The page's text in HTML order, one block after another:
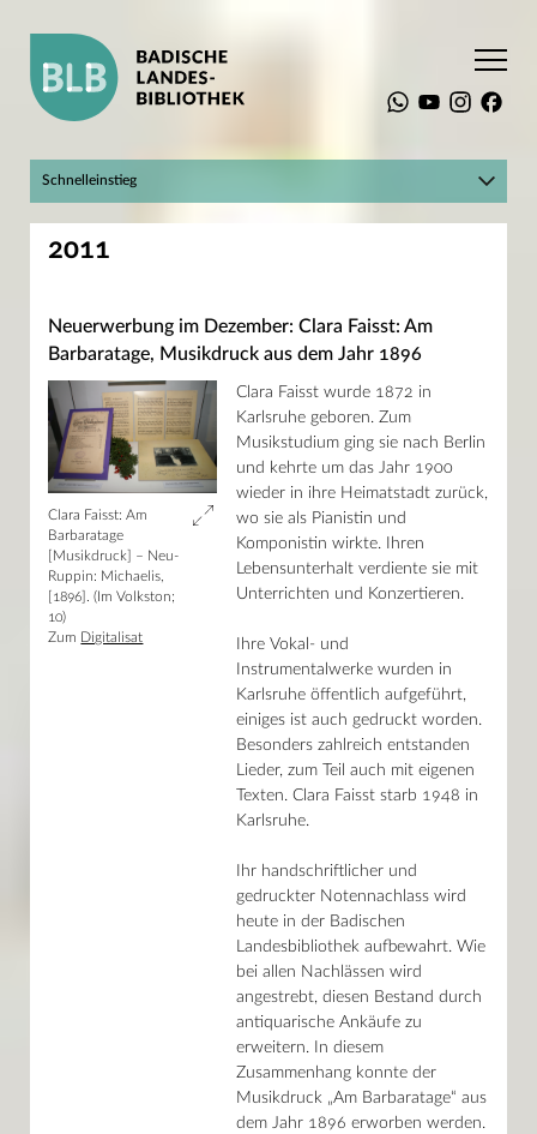
Startseite Aktuelles
Suchen
Recherche
Service
Aktuelles
Kulturprogramm
Ausstellungen
Kulturgüter auf Reisen
Neuerwerbung des Monats
Archiv Neuerwerbungen 2025
Archiv Neuerwerbungen 2024
Archiv Neuerwerbungen 2023
Archiv Neuerwerbungen 2022
Archiv Neuerwerbungen 2021
Archiv Neuerwerbungen 2020
Archiv Neuerwerbungen 2018
Archiv Neuerwerbungen 2017
Archiv Neuerwerbungen 2015
Archiv Neuerwerbungen 2014
Archiv Neuerwerbungen 2013
Archiv Neuerwerbungen 2012
Archiv Neuerwerbungen 2011
2011
Neuerwerbung im Dezember: Clara Faisst: Am
Barbaratage, Musikdruck aus dem Jahr 1896
Clara Faisst: Am
Barbaratage
[Musikdruck] – Neu-
Ruppin: Michaelis,
[1896]. (Im Volkston;
10)
Zum Digitalisat
Clara Faisst wurde 1872 in
Karlsruhe geboren. Zum
Musikstudium ging sie nach Berlin
und kehrte um das Jahr 1900
wieder in ihre Heimatstadt zurück,
wo sie als Pianistin und
Komponistin wirkte. Ihren
Lebensunterhalt verdiente sie mit
Unterrichten und Konzertieren.
Ihre Vokal- und
Instrumentalwerke wurden in
Karlsruhe öffentlich aufgeführt,
einiges ist auch gedruckt worden.
Besonders zahlreich entstanden
Lieder, zum Teil auch mit eigenen
Texten. Clara Faisst starb 1948 in
Karlsruhe.
Ihr handschriftlicher und
gedruckter Notennachlass wird
heute in der Badischen
Landesbibliothek aufbewahrt. Wie
bei allen Nachlässen wird
angestrebt, diesen Bestand durch
antiquarische Ankäufe zu
erweitern. In diesem
Zusammenhang konnte der
Musikdruck „Am Barbaratage“ aus
dem Jahr 1896 erworben werden.
Schnelleinstieg
Hier geht's zum BLBlog!
Mein Konto
Digitale Sammlungen
Infos für Einsteiger
Online-Kurse und Tutorials
Adresse
Erbprinzenstraße 15
76133 Karlsruhe
T +49 721 175-2221
service@blb-karlsruhe.de
Öffnungszeiten
Haupthaus
Mo–Fr 9–19 Uhr / Sa 10–18 Uhr
Lesesaal Sammlungen
Mo–Mi/Fr 9.30–16 Uhr / Do 9.30–18 Uhr
Wissenstor
Mo–Fr 9–22 Uhr / Sa–So 10–22 Uhr